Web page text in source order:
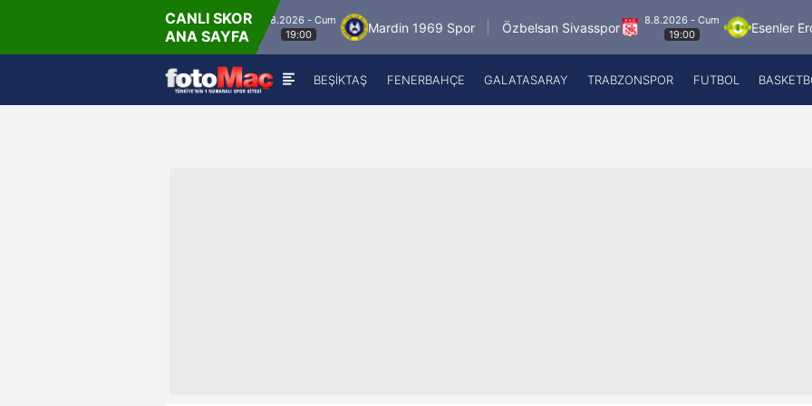
CANLI SKOR
ANA SAYFA
Ümraniyespor
8.8.2026 - Cum
19:00
Mardin 1969 Spor Özbelsan Sivasspor
8.8.2026 - Cum
19:00
Esenler Erokspor
BEŞİKTAŞ FENERBAHÇE GALATASARAY TRABZONSPOR FUTBOL